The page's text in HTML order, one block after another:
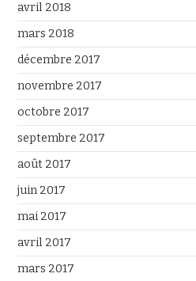
avril 2018
mars 2018
décembre 2017
novembre 2017
octobre 2017
septembre 2017
août 2017
juin 2017
mai 2017
avril 2017
mars 2017